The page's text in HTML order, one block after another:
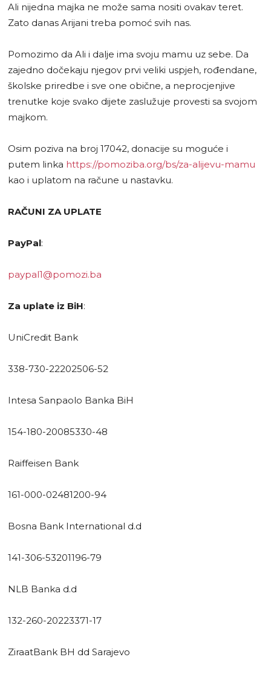
Ali nijedna majka ne može sama nositi ovakav teret.
Zato danas Arijani treba pomoć svih nas.
Pomozimo da Ali i dalje ima svoju mamu uz sebe. Da
zajedno dočekaju njegov prvi veliki uspjeh, rođendane,
školske priredbe i sve one obične, a neprocjenjive
trenutke koje svako dijete zaslužuje provesti sa svojom
majkom.
Osim poziva na broj 17042, donacije su moguće i
putem linka https://pomoziba.org/bs/za-alijevu-mamu
kao i uplatom na račune u nastavku.
RAČUNI ZA UPLATE
PayPal:
paypal1@pomozi.ba
Za uplate iz BiH:
UniCredit Bank
338-730-22202506-52
Intesa Sanpaolo Banka BiH
154-180-20085330-48
Raiffeisen Bank
161-000-02481200-94
Bosna Bank International d.d
141-306-53201196-79
NLB Banka d.d
132-260-20223371-17
ZiraatBank BH dd Sarajevo